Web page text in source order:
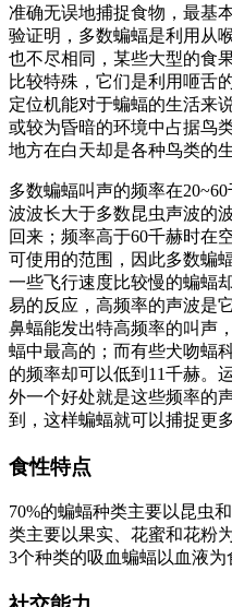
准确无误地捕捉食物，最基
验证明，多数蝙蝠是利用从
也不尽相同，某些大型的食
比较特殊，它们是利用咂舌
定位机能对于蝙蝠的生活来
或较为昏暗的环境中占据鸟
地方在白天却是各种鸟类的
多数蝙蝠叫声的频率在
波波长大于多数昆虫声波的
回来；频率高于60千赫时在
可使用的范围，因此多数蝙
一些飞行速度比较慢的蝙蝠
易的反应，高频率的声波是
鼻蝠能发出特高频率的叫声
蝠中最高的；而有些犬吻蝠
的频率却可以低到11千赫。
外一个好处就是这些频率的
到，这样蝙蝠就可以捕捉更
食性特点
70%的蝙蝠种类主要以昆虫
类主要以果实、花蜜和花粉
3个种类的吸血蝙蝠以血液为